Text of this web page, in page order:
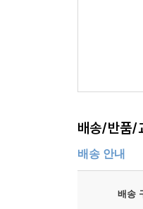
배송/반품/
배송 안내
배송